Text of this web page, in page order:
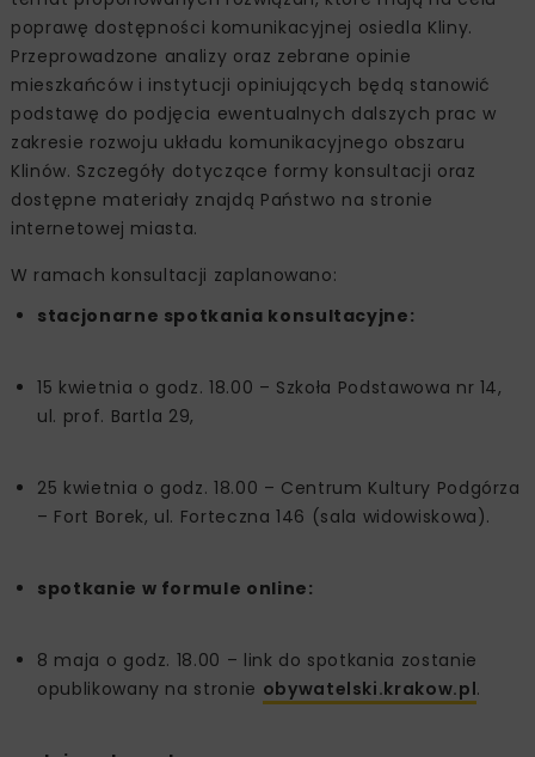
poprawę dostępności komunikacyjnej osiedla Kliny.
Przeprowadzone analizy oraz zebrane opinie
mieszkańców i instytucji opiniujących będą stanowić
podstawę do podjęcia ewentualnych dalszych prac w
zakresie rozwoju układu komunikacyjnego obszaru
Klinów. Szczegóły dotyczące formy konsultacji oraz
dostępne materiały znajdą Państwo na stronie
internetowej miasta.
W ramach konsultacji zaplanowano:
stacjonarne spotkania konsultacyjne:
15 kwietnia o godz. 18.00 – Szkoła Podstawowa nr 14,
ul. prof. Bartla 29,
25 kwietnia o godz. 18.00 – Centrum Kultury Podgórza
– Fort Borek, ul. Forteczna 146 (sala widowiskowa).
spotkanie w formule online:
8 maja o godz. 18.00 – link do spotkania zostanie
opublikowany na stronie obywatelski.krakow.pl.